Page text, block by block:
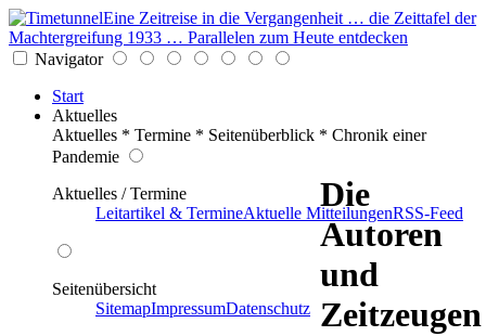
Eine Zeitreise in die Vergangenheit … die Zeittafel der
Machtergreifung 1933 … Parallelen zum Heute entdecken
Navigator
Start
Aktuelles
Aktuelles * Termine * Seitenüberblick * Chronik einer
Pandemie
Aktuelles / Termine
Leitartikel & TermineAktuelle MitteilungenRSS-Feed
Seitenübersicht
SitemapImpressumDatenschutz
Die
Autoren
und
Zeitzeugen